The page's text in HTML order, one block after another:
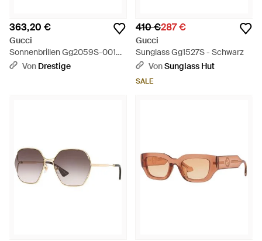
363,20 €
Gucci
Sonnenbrillen Gg2059S-001
Frau - Schwarz
Von Drestige
410 €287 €
Gucci
Sunglass Gg1527S - Schwarz
VonSunglass Hut
SALE